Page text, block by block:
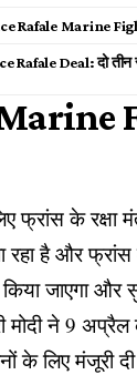
Rafale Marine
Rafale Deal: दो
फ्रांस के रक्षा
है और फ्रांस
जाएगा
मोदी ने 9
के लिए मंजूरी